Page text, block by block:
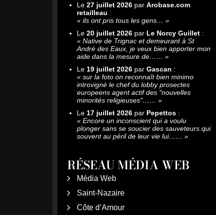
Le 27 juillet 2026 par Arobase.com
retailleau :
« ils ont pris tous les gens… »
Le 20 juillet 2026 par Le Norcy Guillet :
« Native de Trignac et demeurant à St
André des Eaux, je veux bien apporter mon
aide dans la mesure de…… »
Le 19 juillet 2026 par Gascan :
« sur la foto on reconnaît bien minimo
introvigné le chef du lobby prosectes
europeens agent actif des "nouvelles
minorités religieuses"…… »
Le 17 juillet 2026 par Pepettos :
« Encore un inconscient qui a voulu
plonger sans se soucier des sauveteurs qui
souvent au péril de leur vie lui…… »
RÉSEAU MÉDIA WEB
Média Web
Saint-Nazaire
Côte d’Amour